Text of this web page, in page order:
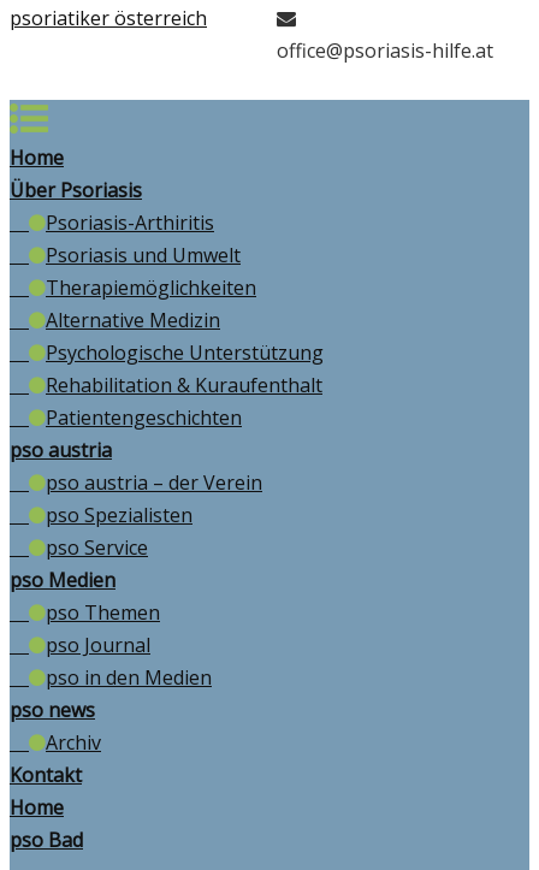
office@psoriasis-hilfe.at
Home
Über Psoriasis
Psoriasis-Arthiritis
Psoriasis und Umwelt
Therapiemöglichkeiten
Alternative Medizin
Psychologische Unterstützung
Rehabilitation & Kuraufenthalt
Patientengeschichten
pso austria
pso austria – der Verein
pso Spezialisten
pso Service
pso Medien
pso Themen
pso Journal
pso in den Medien
pso news
Archiv
Kontakt
Home
pso Bad